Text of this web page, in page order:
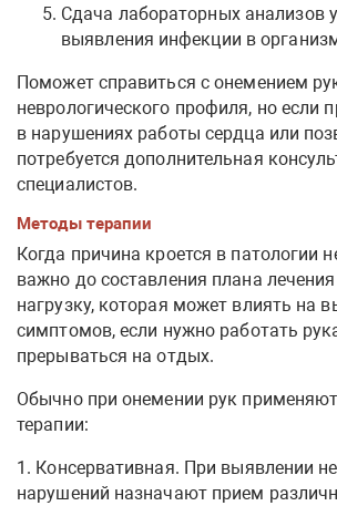
Сдача лабораторных анализов
выявления инфекции в
Поможет справиться с онемением
неврологического профиля, но если
в нарушениях работы сердца или
потребуется дополнительная
специалистов.
Методы терапии
Когда причина кроется в патологии
важно до составления плана
нагрузку, которая может влиять на
симптомов, если нужно работать
прерываться на отдых.
Обычно при онемении рук
терапии:
1. Консервативная. При выявлении
нарушений назначают прием